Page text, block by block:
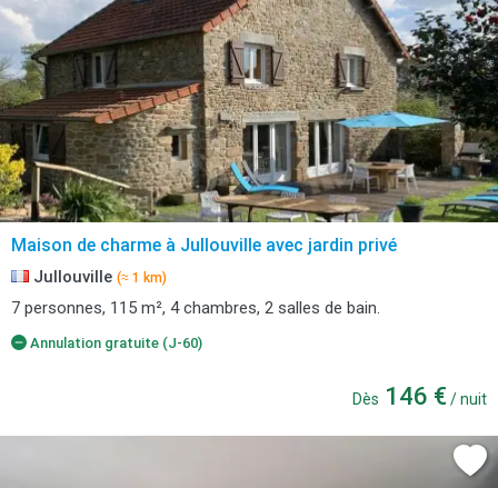
Maison de charme à Jullouville avec jardin privé
Jullouville (≈ 1 km)
7 personnes, 115 m², 4 chambres, 2 salles de bain.
Annulation gratuite (J-60)
Dès 146 € / nuit